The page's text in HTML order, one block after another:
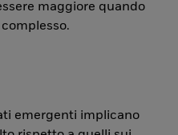
maggiore quando
emergenti implicano